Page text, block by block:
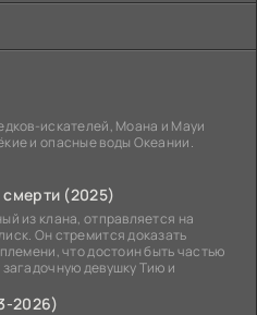
искателей, Моана и Мауи
и опасные воды Океании.
(2025)
из клана, отправляется на
Он стремится доказать
что достоин быть частью
девушку Тию и
2026)